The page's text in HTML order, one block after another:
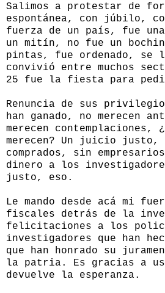
Salimos a protestar de
espontánea, con júbilo,
fuerza de un país, fue
un mitín, no fue un
pintas, fue ordenado, se
convivió entre muchos
25 fue la fiesta para
Renuncia de sus
han ganado, no merecen
merecen contemplaciones,
merecen? Un juicio justo,
comprados, sin
dinero a los
justo, eso.
Le mando desde acá mi
fiscales detrás de la
felicitaciones a los
investigadores que han
que han honrado su
la patria. Es gracias a
devuelve la esperanza.